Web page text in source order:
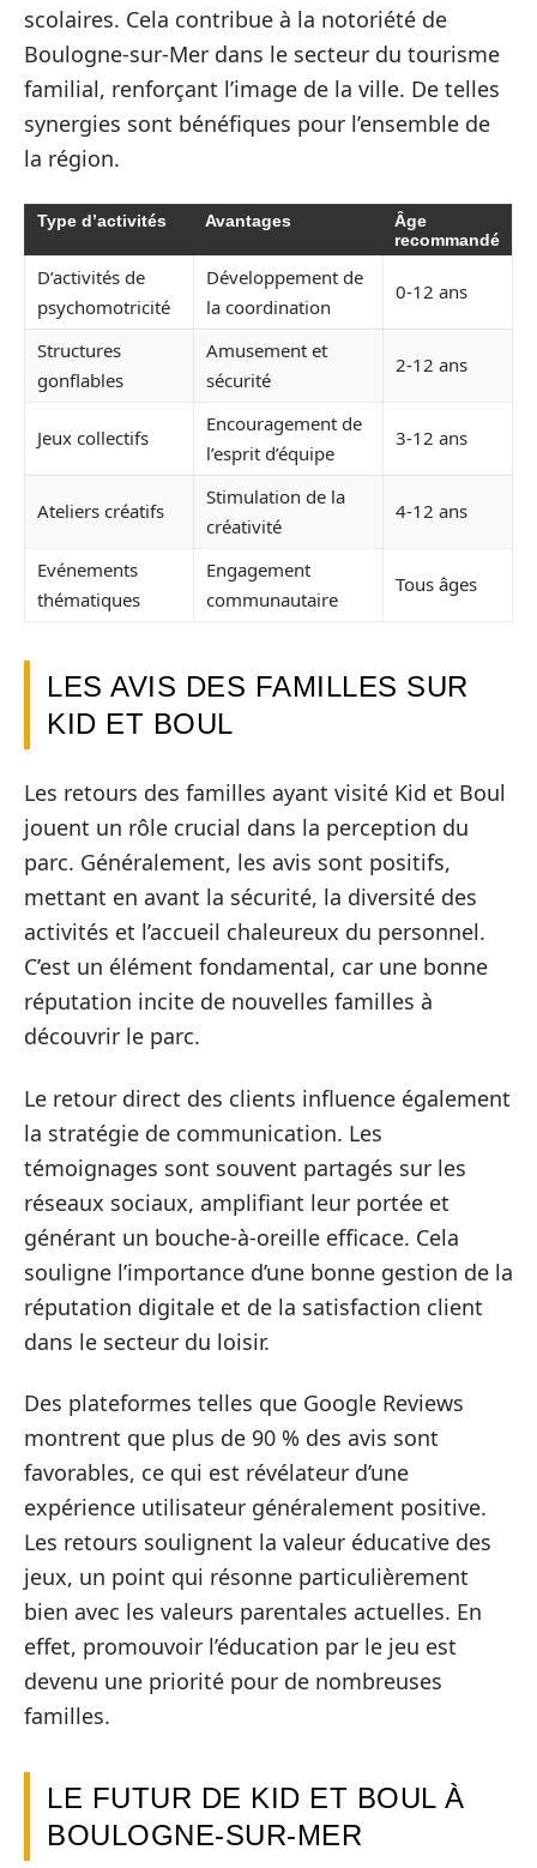
scolaires. Cela contribue à la notoriété de
Boulogne-sur-Mer dans le secteur du tourisme
familial, renforçant l’image de la ville. De telles
synergies sont bénéfiques pour l’ensemble de
la région.
Type d’activités Avantages
Âge
recommandé
D’activités de
psychomotricité
Développement de
la coordination
0-12 ans
Structures
gonflables
Amusement et
sécurité
2-12 ans
Jeux collectifs
Encouragement de
l’esprit d’équipe
3-12 ans
Ateliers créatifs
Stimulation de la
créativité
4-12 ans
Evénements
thématiques
Engagement
communautaire
Tous âges
LES AVIS DES FAMILLES SUR
KID ET BOUL
Les retours des familles ayant visité Kid et Boul
jouent un rôle crucial dans la perception du
parc. Généralement, les avis sont positifs,
mettant en avant la sécurité, la diversité des
activités et l’accueil chaleureux du personnel.
C’est un élément fondamental, car une bonne
réputation incite de nouvelles familles à
découvrir le parc.
Le retour direct des clients influence également
la stratégie de communication. Les
témoignages sont souvent partagés sur les
réseaux sociaux, amplifiant leur portée et
générant un bouche-à-oreille efficace. Cela
souligne l’importance d’une bonne gestion de la
réputation digitale et de la satisfaction client
dans le secteur du loisir.
Des plateformes telles que Google Reviews
montrent que plus de 90 % des avis sont
favorables, ce qui est révélateur d’une
expérience utilisateur généralement positive.
Les retours soulignent la valeur éducative des
jeux, un point qui résonne particulièrement
bien avec les valeurs parentales actuelles. En
effet, promouvoir l’éducation par le jeu est
devenu une priorité pour de nombreuses
familles.
LE FUTUR DE KID ET BOUL À
BOULOGNE-SUR-MER